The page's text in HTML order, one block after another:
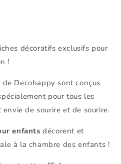
décoratifs exclusifs pour
!
de Decohappy sont conçus
pour tous les
de sourire et de sourire.
enfants décorent et
à la chambre des enfants !